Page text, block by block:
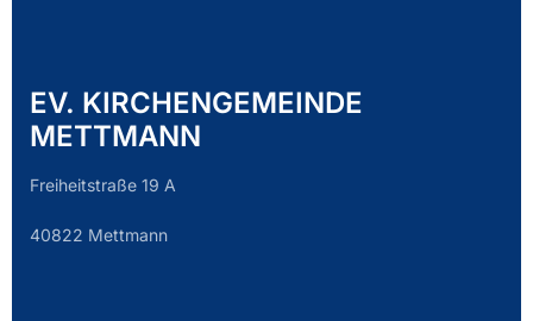
EV. KIRCHENGEMEINDE
METTMANN
Freiheitstraße 19 A
40822 Mettmann